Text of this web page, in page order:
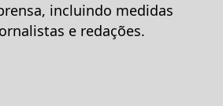
incluindo medidas
e redações.